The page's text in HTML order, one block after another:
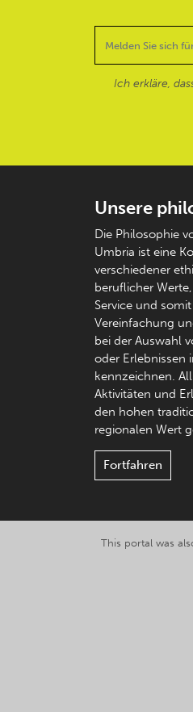
Ich erkläre,
Unsere
Die Philosophie
Umbria ist eine
verschiedener
beruflicher
Service und
Vereinfachung
bei der Auswahl
oder Erlebnissen
kennzeichnen.
Aktivitäten und
den hohen
regionalen Wert
Fortfahren
This portal was